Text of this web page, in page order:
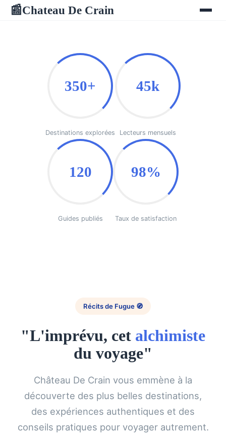
📰Chateau De Crain
350+
Destinations explorées
45k
Lecteurs mensuels
120
Guides publiés
98%
Taux de satisfaction
Récits de Fugue 🧭
"L'imprévu, cet alchimiste
du voyage"
Château De Crain vous emmène à la
découverte des plus belles destinations,
des expériences authentiques et des
conseils pratiques pour voyager autrement.